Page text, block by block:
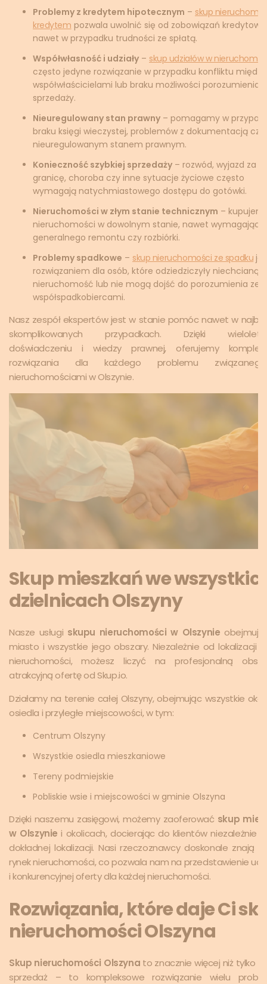
Problemy z kredytem hipotecznym – skup
kredytem pozwala uwolnić się od zobowiązań
nawet w przypadku trudności ze spłatą.
Współwłasność i udziały – skup udziałów w
często jedyne rozwiązanie w przypadku konfliktu między
współwłaścicielami lub braku możliwości porozumienia
sprzedaży.
Nieuregulowany stan prawny – pomagamy w
braku księgi wieczystej, problemów z dokumentacją czy
nieuregulowanym stanem prawnym.
Konieczność szybkiej sprzedaży – rozwód, wyjazd za
granicę, choroba czy inne sytuacje życiowe często
wymagają natychmiastowego dostępu do gotówki.
Nieruchomości w złym stanie technicznym –
nieruchomości w dowolnym stanie, nawet wymagające
generalnego remontu czy rozbiórki.
Problemy spadkowe – skup nieruchomości ze spadku
rozwiązaniem dla osób, które odziedziczyły niechcianą
nieruchomość lub nie mogą dojść do porozumienia ze
współspadkobiercami.
Nasz zespół ekspertów jest w stanie pomóc nawet w
skomplikowanych przypadkach. Dzięki
doświadczeniu i wiedzy prawnej, oferujemy
rozwiązania dla każdego problemu
nieruchomościami w Olszynie.
Skup mieszkań we
dzielnicach Olszyny
Nasze usługi skupu nieruchomości w Olszynie obejmują
miasto i wszystkie jego obszary. Niezależnie od lokalizacji
nieruchomości, możesz liczyć na profesjonalną
atrakcyjną ofertę od Skup.io.
Działamy na terenie całej Olszyny, obejmując wszystkie
osiedla i przyległe miejscowości, w tym:
Centrum Olszyny
Wszystkie osiedla mieszkaniowe
Tereny podmiejskie
Pobliskie wsie i miejscowości w gminie Olszyna
Dzięki naszemu zasięgowi, możemy zaoferować skup
w Olszynie i okolicach, docierając do klientów niezależnie
dokładnej lokalizacji. Nasi rzeczoznawcy doskonale znają
rynek nieruchomości, co pozwala nam na przedstawienie
i konkurencyjnej oferty dla każdej nieruchomości.
Rozwiązania, które daje Ci
nieruchomości Olszyna
Skup nieruchomości Olszyna to znacznie więcej niż tylko
sprzedaż – to kompleksowe rozwiązanie wielu